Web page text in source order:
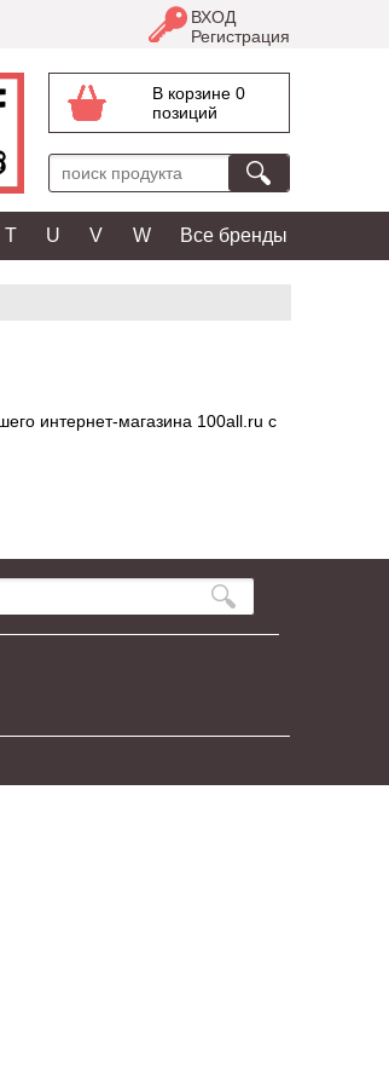
ВХОД
Регистрация
В корзине 0
позиций
T U V W Все бренды
интернет-магазина 100all.ru с